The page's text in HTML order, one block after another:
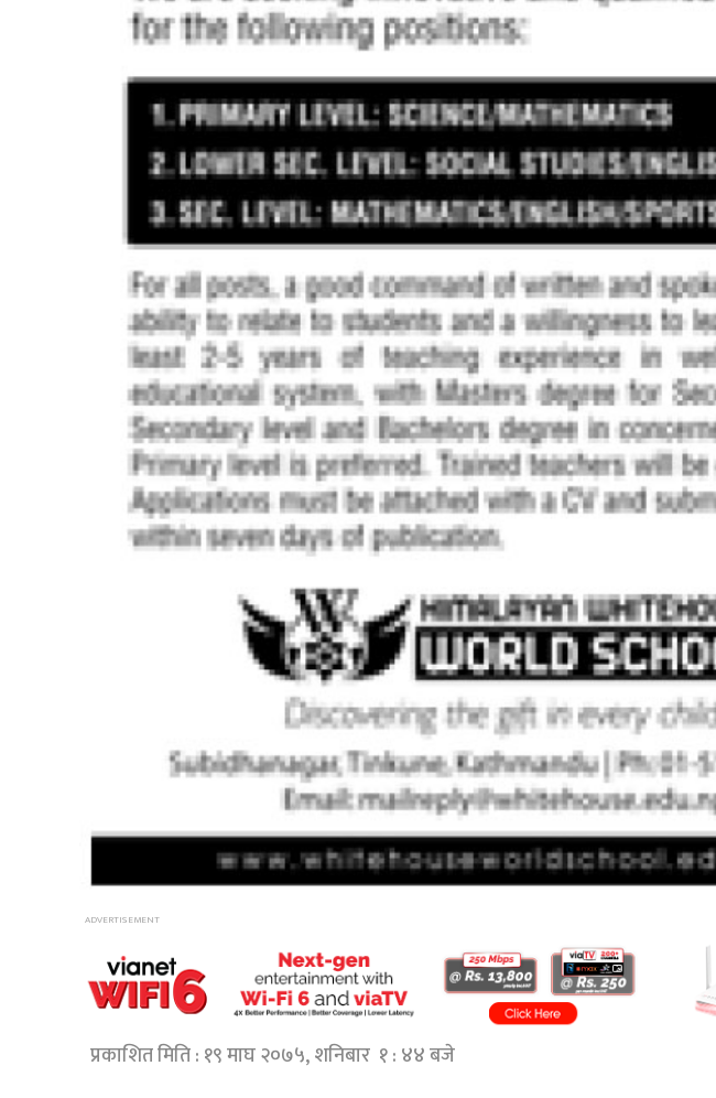
प्रकाशित मिति : १९ माघ २०७५, शनिबार १ : ४४ बजे